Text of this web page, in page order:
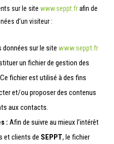
sur le site www.seppt.frafin de
d’un visiteur :
données sur le site www.seppt.fr
un fichier de gestion des
fichier est utilisé à des fins
et/ou proposer des contenus
aux contacts.
: Afin de suivre au mieux l’intérêt
et clients de SEPPT, le fichier